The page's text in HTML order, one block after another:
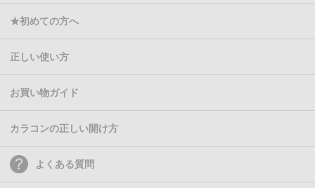
★初めての方へ
正しい使い方
お買い物ガイド
カラコンの正しい開け方
よくある質問